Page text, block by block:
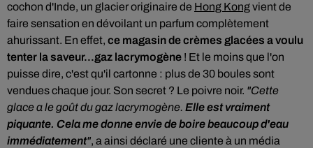
cochon d'Inde, un glacier originaire de Hong Kongvient de
faire sensation en dévoilant un parfum complètement
ahurissant. En effet, ce magasin de crèmes glacées a voulu
tenter la saveur...gaz lacrymogène ! Et le moins que l'on
puisse dire, c'est qu'il cartonne : plus de 30 boules sont
vendues chaque jour. Son secret ? Le poivre noir. "Cette
glace a le goût du gaz lacrymogène. Elle est vraiment
piquante. Cela me donne envie de boire beaucoup d'eau
immédiatement", a ainsi déclaré une cliente à un média